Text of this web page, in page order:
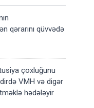
qərarını qüvvədə
çoxluğunu
VMH və digər
hədələyir